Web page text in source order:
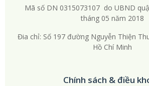
Mã số DN 0315073107 do UBND
tháng 05 năm 2018
Đia chỉ: Số 197 đường Nguyễn Thiện
Hồ Chí Minh
Chính sách & điều